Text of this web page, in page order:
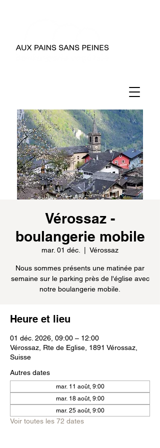
Vérossaz -
boulangerie mobile
mar. 01 déc. Vérossaz
Nous sommes présents une matinée par
semaine sur le parking près de l'église avec
notre boulangerie mobile.
Heure et lieu
01 déc. 2026, 09:00 – 12:00
Vérossaz, Rte de Eglise, 1891 Vérossaz,
Suisse
Autres dates
mar. 11 août, 9:00
mar. 18 août, 9:00
mar. 25 août, 9:00
Voir toutes les 72 dates